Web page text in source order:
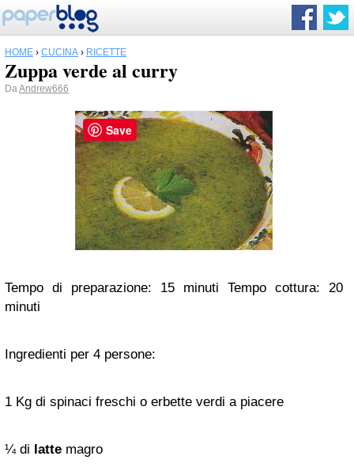
HOME › CUCINA › RICETTE
Zuppa verde al curry
DaAndrew666
Tempo di preparazione: 15 minuti Tempo cottura: 20
minuti
Ingredienti per 4 persone:
1 Kg di spinaci freschi o erbette verdi a piacere
¼ di latte magro
Save